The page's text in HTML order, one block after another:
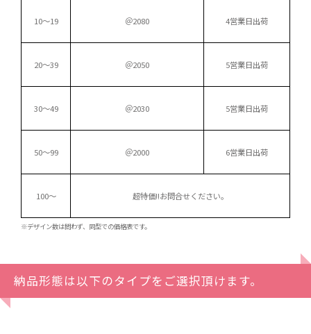
10～19 ＠2080 4営業日出荷
20～39 ＠2050 5営業日出荷
30～49 ＠2030 5営業日出荷
50～99 ＠2000 6営業日出荷
100～ 超特価!!お問合せください。
※デザイン数は問わず、同型での価格表です。
納品形態は以下のタイプをご選択頂けます。